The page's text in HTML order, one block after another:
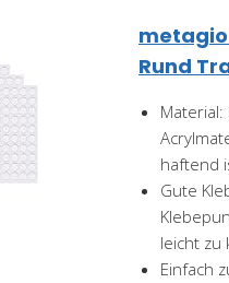
Rund
haftend
Gute
leicht zu
Einfach